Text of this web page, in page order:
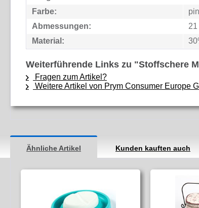
Farbe:
Abmessungen:
21
Material:
Weiterführende Links zu "Stoffschere
Fragen zum Artikel?
Weitere Artikel von Prym Consumer Europe
Ähnliche Artikel Kunden kauften auch